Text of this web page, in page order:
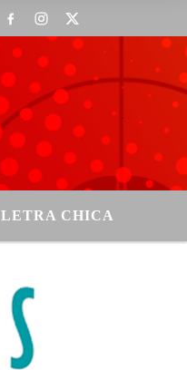
LETRA CHICA